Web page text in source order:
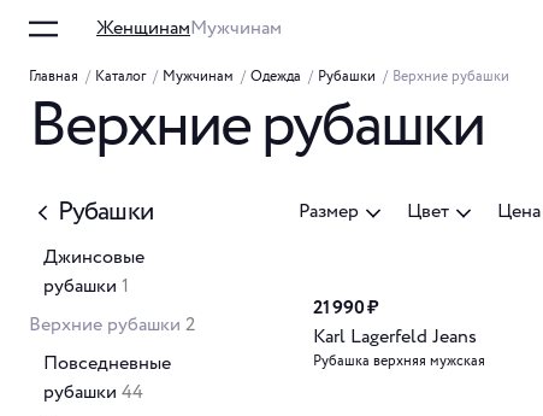
ЖенщинамМужчинам
Главная / Каталог / Мужчинам / Одежда / Рубашки / Верхние рубашки
Верхние рубашки
Рубашки
Джинсовые
рубашки 1
Верхние рубашки 2
Повседневные
рубашки 44
Размер Цвет Цена
21 990 ₽
Karl Lagerfeld Jeans
Рубашка верхняя мужская